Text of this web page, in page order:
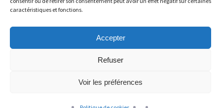
caractéristiques et fonctions.
Accepter
Refuser
Voir les préférences
Du Lundi au Vendredi de 9h à 12h et de 14h à 17h – Samedi de 9H
à 11H
© Tennis Club Avignon Montolivet 2026.